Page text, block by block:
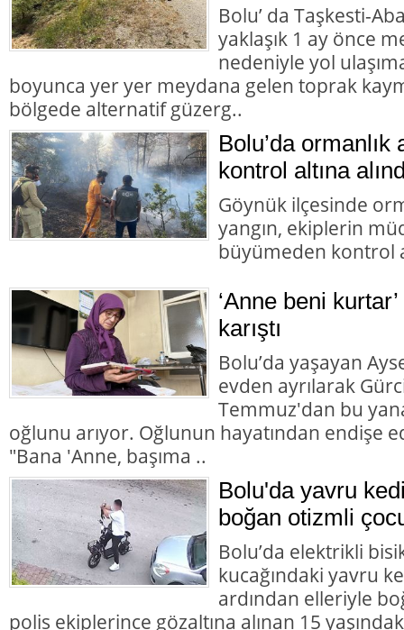
Bolu’ da Taşkesti-
yaklaşık 1 ay önce
nedeniyle yol
boyunca yer yer meydana gelen toprak
bölgede alternatif güzerg..
Bolu’da ormanlık
kontrol altına
Göynük ilçesinde
yangın, ekiplerin
büyümeden kontrol
‘Anne beni
karıştı
Bolu’da yaşayan
evden ayrılarak
Temmuz'dan bu
oğlunu arıyor. Oğlunun hayatından endişe
"Bana 'Anne, başıma ..
Bolu'da yavru
boğan otizmli
Bolu’da elektrikli
kucağındaki yavru
ardından elleriyle
polis ekiplerince gözaltına alınan 15